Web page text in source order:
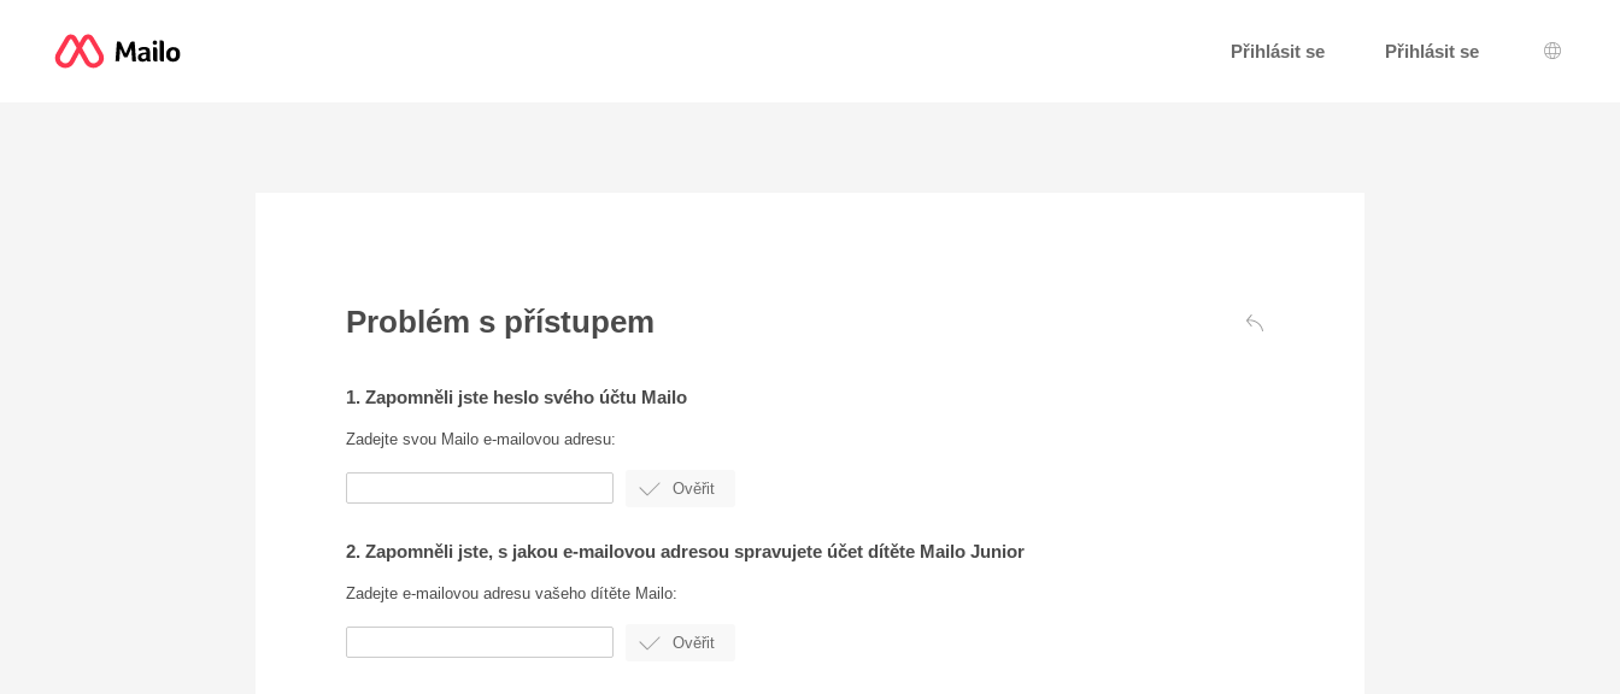
Přihlásit se Přihlásit se
Výběr
Problém s přístupem Zadní
1. Zapomněli jste heslo svého účtu Mailo
Zadejte svou Mailo e-mailovou adresu:
2. Zapomněli jste, s jakou e-mailovou adresou spravujete účet dítěte Mailo Junior
Zadejte e-mailovou adresu vašeho dítěte Mailo: